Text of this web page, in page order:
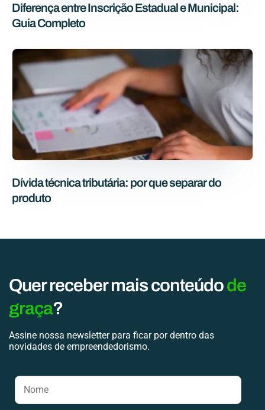
Diferença entre Inscrição Estadual e Municipal:
Guia Completo
Dívida técnica tributária: por que separar do
produto
Quer receber mais conteúdode
graça?
Assine nossa newsletter para ficar por dentro das
novidades de empreendedorismo.